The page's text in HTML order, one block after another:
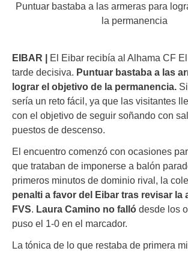
Puntuar bastaba a las armeras para
la permanencia
EIBAR | El Eibar recibía al Alhama CF
tarde decisiva. Puntuar bastaba a las
lograr el objetivo de la permanencia.
sería un reto fácil, ya que las visitantes
con el objetivo de seguir soñando con
puestos de descenso.
El encuentro comenzó con ocasiones
que trataban de imponerse a balón
primeros minutos de dominio rival, la
penalti a favor del Eibar tras revisar la
FVS. Laura Camino no falló desde los
puso el 1-0 en el marcador.
La tónica de lo que restaba de primera